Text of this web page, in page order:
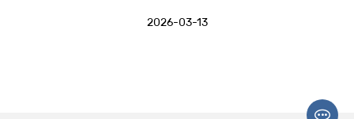
2026-03-13